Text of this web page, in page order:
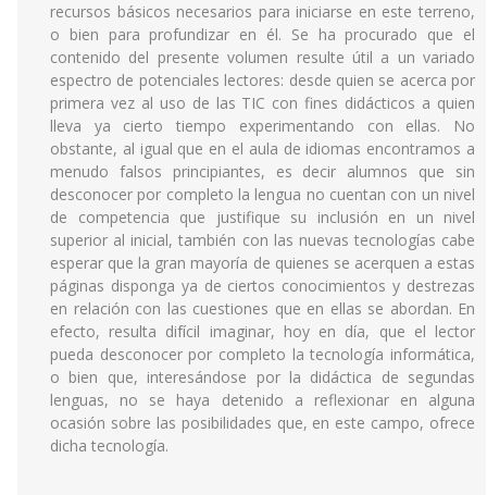
recursos básicos necesarios para iniciarse en este terreno,
o bien para profundizar en él. Se ha procurado que el
contenido del presente volumen resulte útil a un variado
espectro de potenciales lectores: desde quien se acerca por
primera vez al uso de las TIC con fines didácticos a quien
lleva ya cierto tiempo experimentando con ellas. No
obstante, al igual que en el aula de idiomas encontramos a
menudo falsos principiantes, es decir alumnos que sin
desconocer por completo la lengua no cuentan con un nivel
de competencia que justifique su inclusión en un nivel
superior al inicial, también con las nuevas tecnologías cabe
esperar que la gran mayoría de quienes se acerquen a estas
páginas disponga ya de ciertos conocimientos y destrezas
en relación con las cuestiones que en ellas se abordan. En
efecto, resulta difícil imaginar, hoy en día, que el lector
pueda desconocer por completo la tecnología informática,
o bien que, interesándose por la didáctica de segundas
lenguas, no se haya detenido a reflexionar en alguna
ocasión sobre las posibilidades que, en este campo, ofrece
dicha tecnología.